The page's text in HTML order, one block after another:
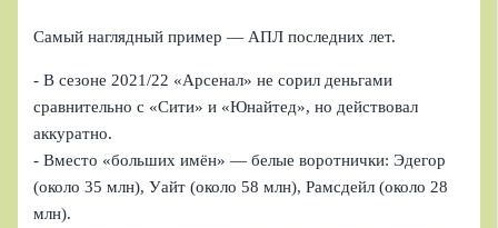
Самый наглядный пример — АПЛ последних лет.
- В сезоне 2021/22 «Арсенал» не сорил деньгами
сравнительно с «Сити» и «Юнайтед», но действовал
аккуратно.
- Вместо «больших имён» — белые воротнички: Эдегор
(около 35 млн), Уайт (около 58 млн), Рамсдейл (около 28
млн).